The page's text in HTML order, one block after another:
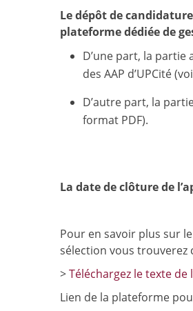
Le dépôt de
plateforme dédiée de
D’une part, la
des AAP d’UPCité
D’autre part, la
format PDF).
La date de clôture de
Pour en savoir plus sur
sélection vous trouverez
>Téléchargez le texte de
Lien de la plateforme